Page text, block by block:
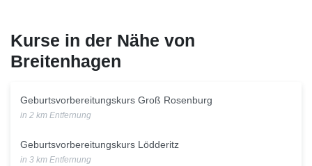
Kurse in der Nähe von
Breitenhagen
Geburtsvorbereitungskurs Groß Rosenburg
in 2 km Entfernung
Geburtsvorbereitungskurs Lödderitz
in 3 km Entfernung